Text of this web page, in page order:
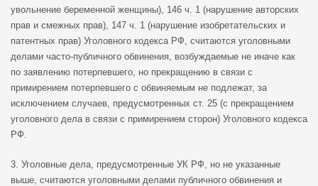
увольнение беременной женщины), 146 ч. 1 (нарушение авторских
прав и смежных прав), 147 ч. 1 (нарушение изобретательских и
патентных прав) Уголовного кодекса РФ, считаются уголовными
делами часто-публичного обвинения, возбуждаемые не иначе как
по заявлению потерпевшего, но прекращению в связи с
примирением потерпевшего с обвиняемым не подлежат, за
исключением случаев, предусмотренных ст. 25 (с прекращением
уголовного дела в связи с примирением сторон) Уголовного кодекса
РФ.
3. Уголовные дела, предусмотренные УК РФ, но не указанные
выше, считаются уголовными делами публичного обвинения и